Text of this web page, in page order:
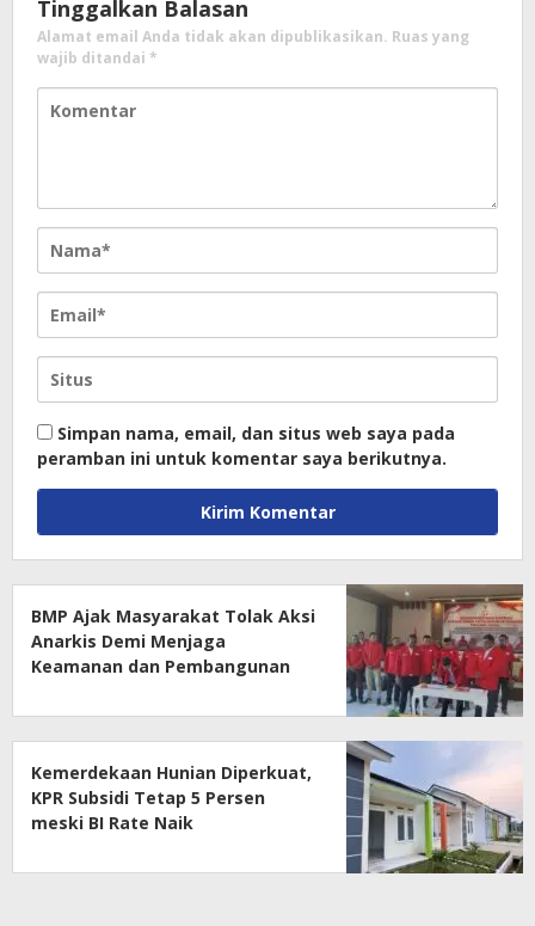
Tinggalkan Balasan
Alamat email Anda tidak akan dipublikasikan. Ruas yang
wajib ditandai *
Simpan nama, email, dan situs web saya pada
peramban ini untuk komentar saya berikutnya.
BMP Ajak Masyarakat Tolak Aksi
Anarkis Demi Menjaga
Keamanan dan Pembangunan
Kemerdekaan Hunian Diperkuat,
KPR Subsidi Tetap 5 Persen
meski BI Rate Naik